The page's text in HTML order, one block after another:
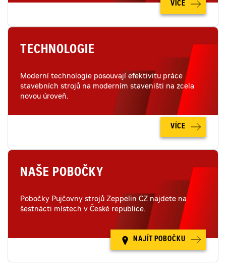
VÍCE
TECHNOLOGIE
Moderní technologie posouvají efektivitu práce
stavebních strojů na moderním staveništi na zcela
novou úroveň.
VÍCE
NAŠE POBOČKY
Pobočky Pujčovny strojů Zeppelin CZ najdete na
šestnácti místech v České republice.
NAJÍT POBOČKU